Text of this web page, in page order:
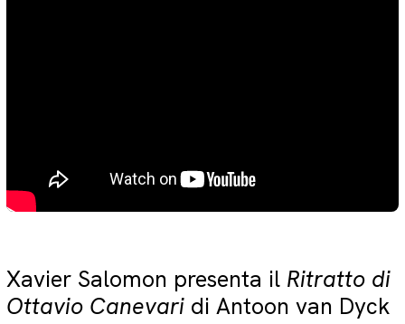
Xavier Salomon presenta il Ritratto di
Ottavio Canevari di Antoon van Dyck